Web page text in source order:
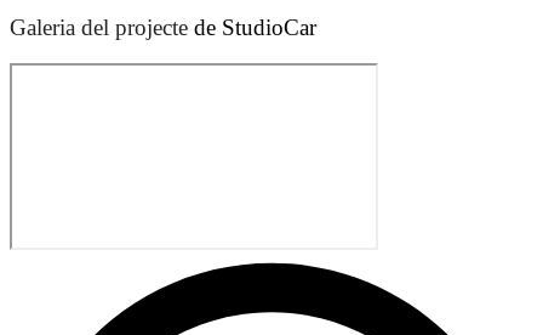
Galeria del projecte de StudioCar